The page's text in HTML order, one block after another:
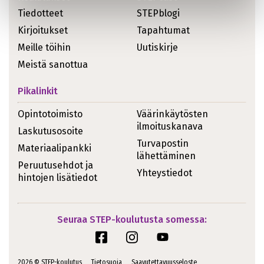
Tiedotteet
Kirjoitukset
Meille töihin
Meistä sanottua
STEPblogi
Tapahtumat
Uutiskirje
Pikalinkit
Opintotoimisto
Laskutusosoite
Materiaalipankki
Peruutusehdot ja
hintojen lisätiedot
Väärinkäytösten
ilmoituskanava
Turvapostin
lähettäminen
Yhteystiedot
Seuraa STEP-koulutusta somessa:
2026 © STEP-koulutus Tietosuoja Saavutettavuusseloste